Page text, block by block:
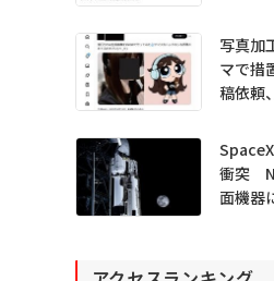
写真加
マで措
稿依頼
衝突
面機器